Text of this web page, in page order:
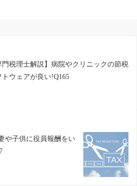
門税理士解説】病院やクリニックの節税
トウェアが良い!Q165
や子供に役員報酬をい